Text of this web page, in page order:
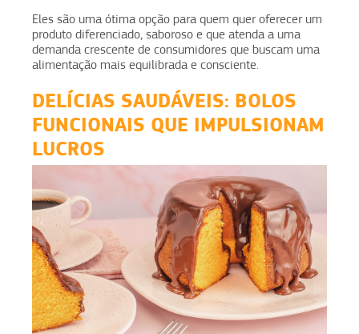
Eles são uma ótima opção para quem quer oferecer um
produto diferenciado, saboroso e que atenda a uma
demanda crescente de consumidores que buscam uma
alimentação mais equilibrada e consciente.
DELÍCIAS SAUDÁVEIS: BOLOS
FUNCIONAIS QUE IMPULSIONAM
LUCROS